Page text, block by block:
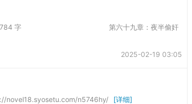
是 字数：21,784 字 第六十九章：夜半偷奸
2025-02-19 03:05
novel18.syosetu.com/n5746hy/
[详细]